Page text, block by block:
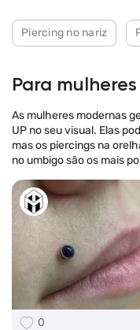
Piercing no nariz
Para mulheres
As mulheres modernas
UP no seu visual. Elas
mas os piercings na
no umbigo são os mais
0